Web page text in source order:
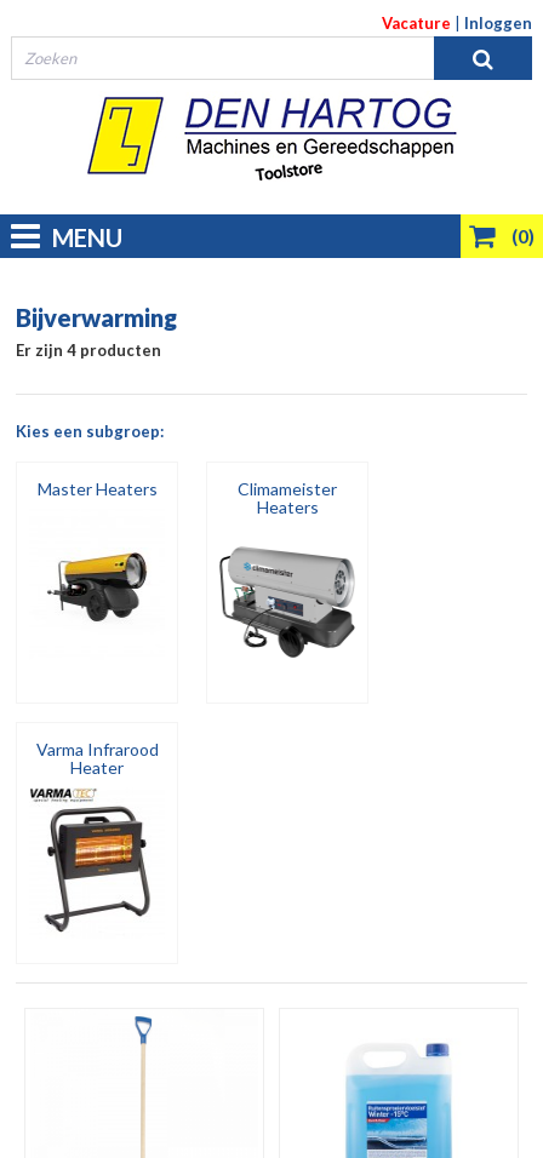
Vacature Inloggen
(0)
MENU
Bijverwarming
Er zijn 4 producten
Kies een subgroep:
Master Heaters
Climameister
Heaters
Varma Infrarood
Heater